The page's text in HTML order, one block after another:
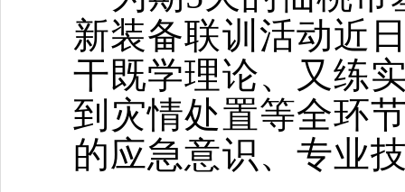
新装备联训活动近
干既学理论、又练
到灾情处置等全环
的应急意识、专业